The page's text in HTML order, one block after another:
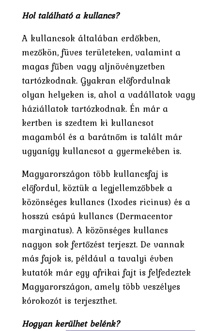
Hol található a kullancs?
A kullancsok általában erdőkben,
mezőkön, füves területeken, valamint a
magas fűben vagy aljnövényzetben
tartózkodnak. Gyakran előfordulnak
olyan helyeken is, ahol a vadállatok vagy
háziállatok tartózkodnak. Én már a
kertben is szedtem ki kullancsot
magamból és a barátnőm is talált már
ugyanígy kullancsot a gyermekében is.
Magyarországon több kullancsfaj is
előfordul, köztük a legjellemzőbbek a
közönséges kullancs (Ixodes ricinus) és a
hosszú csápú kullancs (Dermacentor
marginatus). A közönséges kullancs
nagyon sok fertőzést terjeszt. De vannak
más fajok is, például a tavalyi évben
kutatók már egy afrikai fajt is felfedeztek
Magyarországon, amely több veszélyes
kórokozót is terjeszthet.
Hogyan kerülhet belénk?